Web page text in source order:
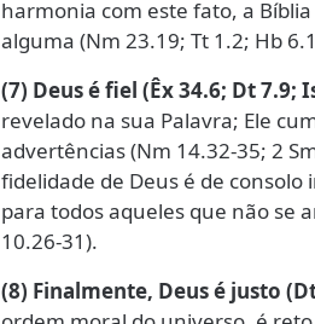
harmonia com este fato, a
alguma (Nm 23.19; Tt 1.2; Hb
(7) Deus é fiel (Êx 34.6; Dt 7.9;
revelado na sua Palavra; Ele
advertências (Nm 14.32-35; 2
fidelidade de Deus é de
para todos aqueles que não se
10.26-31).
(8) Finalmente, Deus é justo